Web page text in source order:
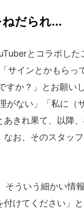
だられ...
とコラボした
サインとかもらっ
すか？」とお願い
がない」「私に（
きれ果て、以降
お、そのスタッ
ういう細かい情
けてください」